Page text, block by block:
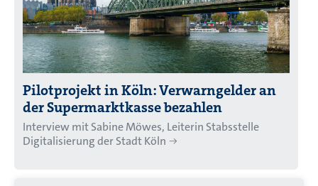
Pilotprojekt in Köln: Verwarngelder an
der Supermarktkasse bezahlen
Interview mit Sabine Möwes, Leiterin Stabsstelle
Digitalisierung der Stadt Köln